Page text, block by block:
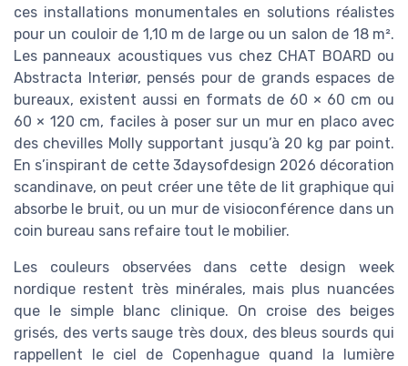
ces installations monumentales en solutions réalistes
pour un couloir de 1,10 m de large ou un salon de 18 m².
Les panneaux acoustiques vus chez CHAT BOARD ou
Abstracta Interiør, pensés pour de grands espaces de
bureaux, existent aussi en formats de 60 × 60 cm ou
60 × 120 cm, faciles à poser sur un mur en placo avec
des chevilles Molly supportant jusqu’à 20 kg par point.
En s’inspirant de cette 3daysofdesign 2026 décoration
scandinave, on peut créer une tête de lit graphique qui
absorbe le bruit, ou un mur de visioconférence dans un
coin bureau sans refaire tout le mobilier.
Les couleurs observées dans cette design week
nordique restent très minérales, mais plus nuancées
que le simple blanc clinique. On croise des beiges
grisés, des verts sauge très doux, des bleus sourds qui
rappellent le ciel de Copenhague quand la lumière